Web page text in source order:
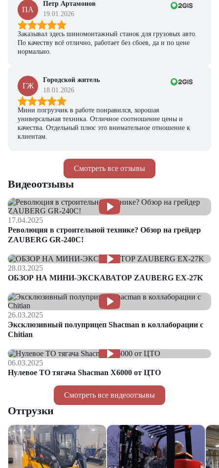
Смотреть все отзывы
ПА
Петр Артамонов
19.01.2026
Заказывал здесь шиномонтажный станок для грузовых авто.
По качеству всё отлично, работает без сбоев, да и по цене
нормально.
ГЖ
Городской житель
18.01.2026
Мини погрузчик в работе понравился, хорошая
универсальная техника. Отличное соотношение цены и
качества. Отдельный плюс это внимательное отношение к
клиентам.
Смотреть все видеоотзывы
Видеоотзывы
17.04.2025
Революция в строительной технике? Обзор на грейдер
ZAUBERG GR-240C!
28.03.2025
ОБЗОР НА МИНИ-ЭКСКАВАТОР ZAUBERG EX-27K
26.03.2025
Эксклюзивный полуприцеп Shacman в коллаборации с
Chitian
06.03.2025
Нулевое ТО тягача Shacman Х6000 от ЦТО
Отгрузки